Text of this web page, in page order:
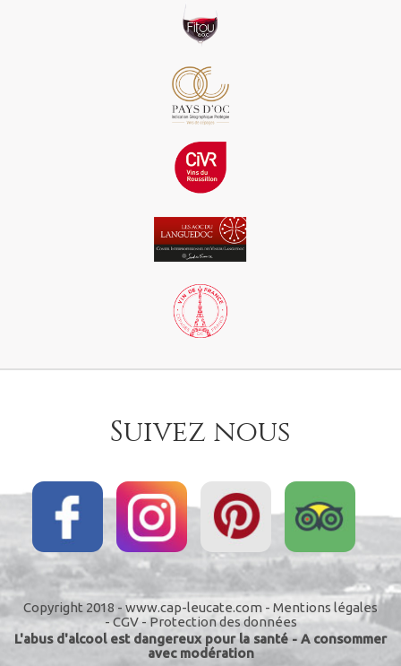
Suivez nous
Copyright 2018 - www.cap-leucate.com - Mentions légales
-CGV- Protection des données
L'abus d'alcool est dangereux pour la santé - A consommer
avec modération